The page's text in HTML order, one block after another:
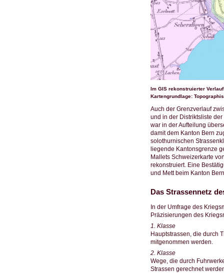
Im GIS rekonstruierter
Kartengrundlage:
Auch der Grenzverlauf
und in der Distriktsliste
war in der Aufteilung
damit dem Kanton Bern
solothurnischen
liegende Kantonsgrenze
Mallets Schweizerkarte
rekonstruiert. Eine
und Mett beim Kanton
Das Strassennetz
In der Umfrage des
Präzisierungen des
1. Klasse
Hauptstrassen, die durch
mitgenommen werden.
2. Klasse
Wege, die durch
Strassen gerechnet